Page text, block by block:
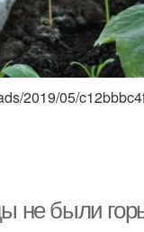
2019/05/
не были